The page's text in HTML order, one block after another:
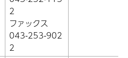
2
ファックス
043-253-902
2